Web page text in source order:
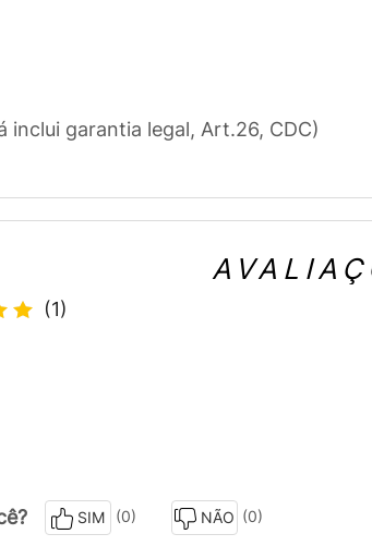
inclui garantia legal, Art.26, CDC)
(1)
SIM (0) NÃO (0)